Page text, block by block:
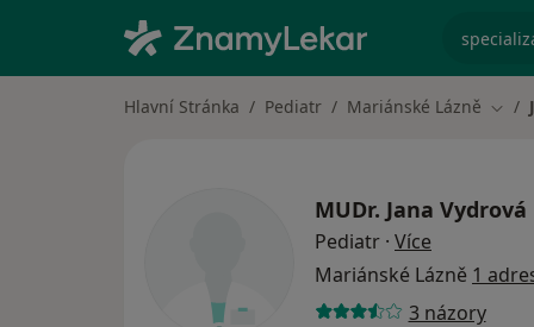
Hlavní Stránka Pediatr Mariánské Lázně
MUDr. Jana Vydrová
Pediatr · Více
Mariánské Lázně 1
3 názory